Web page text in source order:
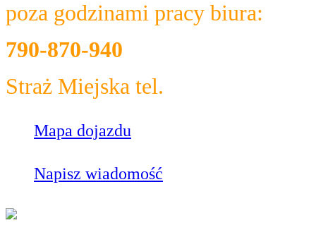
poza godzinami pracy biura:
790-870-940
Straż Miejska tel.
Mapa dojazdu
Napisz wiadomość